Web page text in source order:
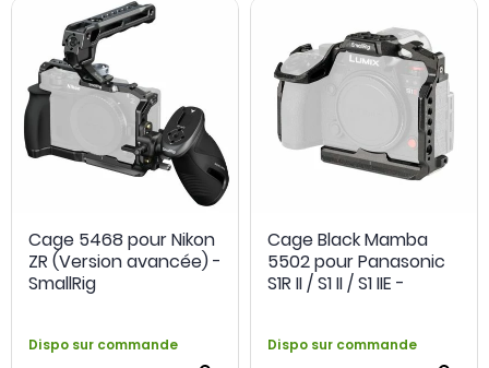
Cage 5468 pour Nikon
ZR (Version avancée) -
SmallRig
Dispo sur commande
Cage Black Mamba
5502 pour Panasonic
S1R II / S1 II / S1 IIE -
Dispo sur commande